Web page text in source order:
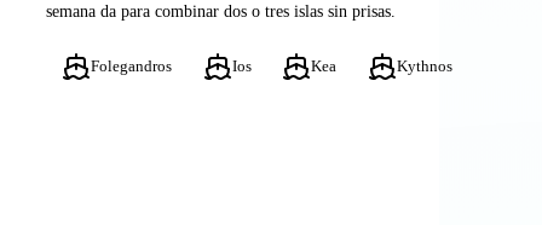
semana da para combinar dos o tres islas sin prisas.
Folegandros Ios Kea Kythnos